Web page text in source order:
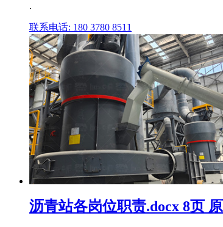
.
联系电话: 180 3780 8511
沥青站各岗位职责.docx 8页